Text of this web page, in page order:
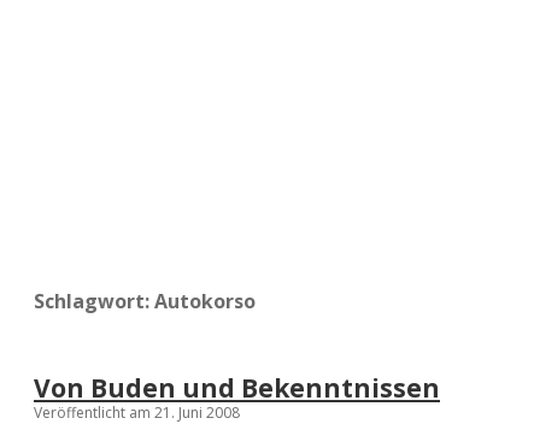
Schlagwort:Autokorso
Von Buden und Bekenntnissen
Veröffentlicht am 21. Juni 2008